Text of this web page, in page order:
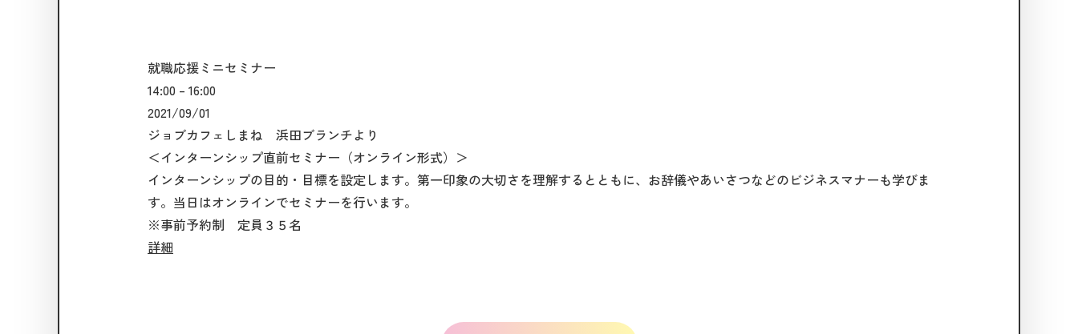
就職応援ミニセミナー
14:00 – 16:00
2021/09/01
ジョブカフェしまね 浜田ブランチより
＜インターンシップ直前セミナー（オンライン形式）＞
インターンシップの目的・目標を設定します。第一印象の大切さを理解するとともに、お辞儀やあいさつなどのビジネスマナーも学びま
す。当日はオンラインでセミナーを行います。
※事前予約制 定員３５名
詳細